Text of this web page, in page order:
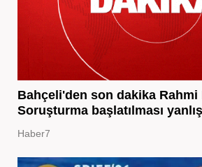
Bahçeli'den son dakika Rahmi
Soruşturma başlatılması
Haber7